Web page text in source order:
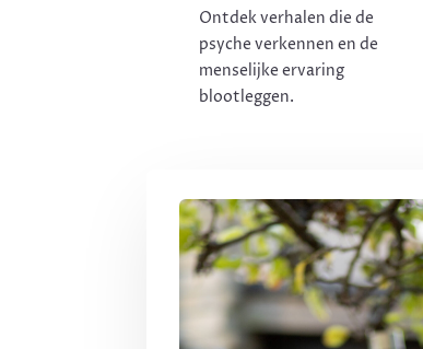
Ontdek verhalen die de
psyche verkennen en de
menselijke ervaring
blootleggen.